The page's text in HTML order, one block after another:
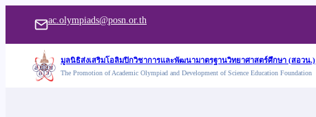
เนื้อหา
ac.olympiads@posn.or.th
มูลนิธิส่งเสริมโอลิมปิกวิชาการและพัฒนามาตรฐานวิทยาศาสตร์ศึกษา (สอวน.)
The Promotion of Academic Olympiad and Development of Science Education Foundation